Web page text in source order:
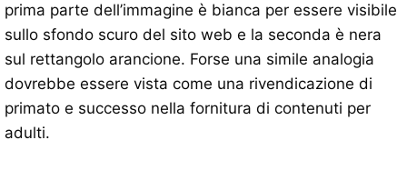
prima parte dell’immagine è bianca per essere visibile
sullo sfondo scuro del sito web e la seconda è nera
sul rettangolo arancione. Forse una simile analogia
dovrebbe essere vista come una rivendicazione di
primato e successo nella fornitura di contenuti per
adulti.